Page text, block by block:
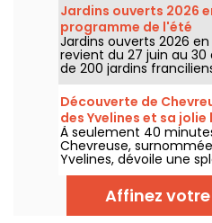
Jardins ouverts 2026
programme de l'été
Jardins ouverts 2026
revient du 27 juin au 30
de 200 jardins
concerts, spectacles,
installations artistiques.
Découverte de
des Yvelines et sa
Ponts
À seulement 40
Chevreuse,
Yvelines, dévoile une
travers ses petits
de verdure, accessible
une escapade au
vous embarque pour
Affinez